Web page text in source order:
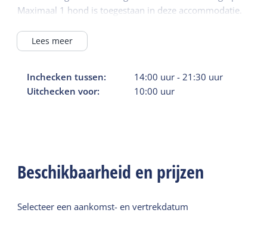
Maximaal 1 hond is toegestaan in deze accommodatie.
Lees meer
Inchecken tussen: 14:00 uur - 21:30 uur
Uitchecken voor:
10:00 uur
Beschikbaarheid en prijzen
Selecteer een aankomst- en vertrekdatum